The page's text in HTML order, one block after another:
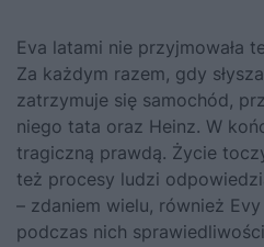
Eva latami nie przyjmowała
Za każdym razem, gdy
zatrzymuje się samochód,
niego tata oraz Heinz. W
tragiczną prawdą. Życie
też procesy ludzi
– zdaniem wielu, również
podczas nich